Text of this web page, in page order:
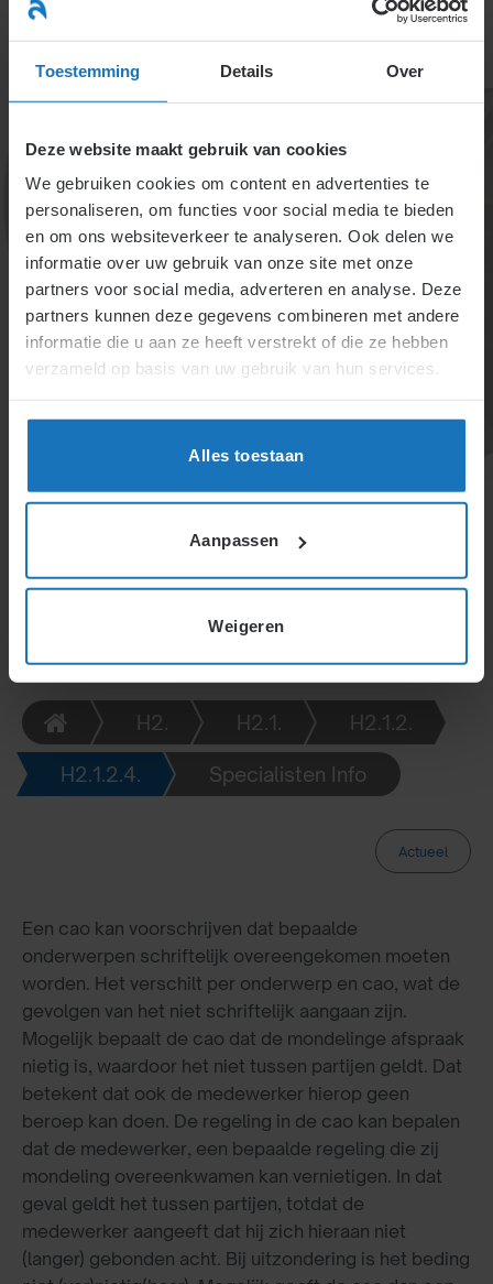
Toestemming Details Over
Deze website maakt gebruik van cookies
We gebruiken cookies om content en advertenties te
personaliseren, om functies voor social media te bieden
en om ons websiteverkeer te analyseren. Ook delen we
informatie over uw gebruik van onze site met onze
partners voor social media, adverteren en analyse. Deze
partners kunnen deze gegevens combineren met andere
informatie die u aan ze heeft verstrekt of die ze hebben
verzameld op basis van uw gebruik van hun services.
Alles toestaan
Aanpassen
Weigeren
naar
inhoud
2.1.2.4. Veranderen van
onderwerpen die volgens de
CAO schriftelijk aangegaan
moeten worden
Cao’s kunnen bedingen nietig maken als deze
mondeling zijn overeengekomen. Wijzigingen in
instemming en schriftelijke vastlegging. Eenzijdige
wijzigingsbevoegdheden van de werkgever zijn
vrijwel altijd ongeldig.
H2. H2.1. H2.1.2.
H2.1.2.4. Specialisten Info
Actueel
Een cao kan voorschrijven dat bepaalde
onderwerpen schriftelijk overeengekomen moeten
worden. Het verschilt per onderwerp en cao, wat de
gevolgen van het niet schriftelijk aangaan zijn.
Mogelijk bepaalt de cao dat de mondelinge afspraak
nietig is, waardoor het niet tussen partijen geldt. Dat
betekent dat ook de medewerker hierop geen
beroep kan doen. De regeling in de cao kan bepalen
dat de medewerker, een bepaalde regeling die zij
mondeling overeenkwamen kan vernietigen. In dat
geval geldt het tussen partijen, totdat de
medewerker aangeeft dat hij zich hieraan niet
(langer) gebonden acht. Bij uitzondering is het beding